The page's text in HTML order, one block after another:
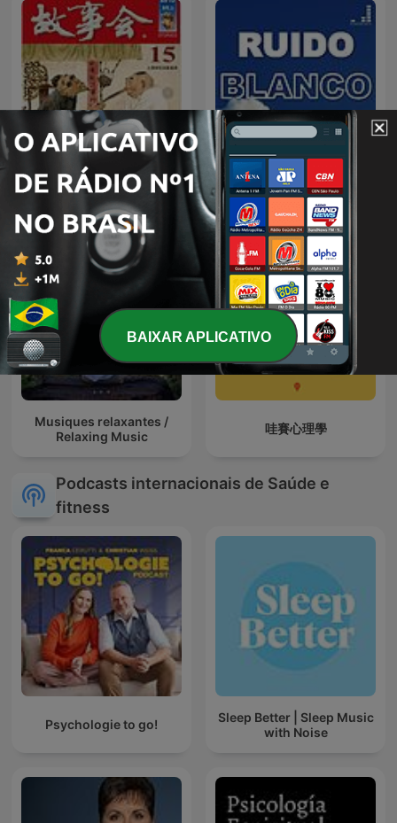
成人睡前故事 Ruido Blanco
Musiques relaxantes /
Relaxing Music
哇賽心理學
Podcasts internacionais de Saúde e
fitness
Psychologie to go!
Sleep Better | Sleep Music
with Noise
BAIXAR APLICATIVO